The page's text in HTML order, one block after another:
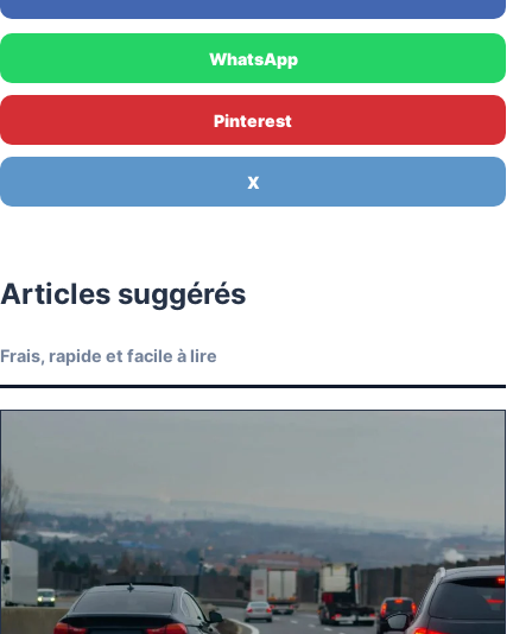
WhatsApp
Pinterest
X
Articles suggérés
Frais, rapide et facile à lire